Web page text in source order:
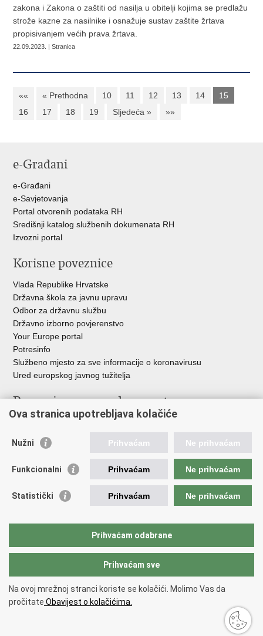
zakona i Zakona o zaštiti od nasilja u obitelji kojima se predlažu
strože kazne za nasilnike i osnažuje sustav zaštite žrtava
propisivanjem većih prava žrtava.
22.09.2023. | Stranica
«« « Prethodna 10 11 12 13 14
15
16
17 18 19 Sljedeća » »»
e-Građani
e-Građani
e-Savjetovanja
Portal otvorenih podataka RH
Središnji katalog službenih dokumenata RH
Izvozni portal
Korisne poveznice
Vlada Republike Hrvatske
Državna škola za javnu upravu
Odbor za državnu službu
Državno izborno povjerenstvo
Your Europe portal
Potresinfo
Službeno mjesto za sve informacije o koronavirusu
Ured europskog javnog tužitelja
Poveznice pravosudnog sustava
Državno odvjetništvo
Ured za suzbijanje korupcije i organiziranog kriminaliteta
Državnoodvjetničko vijeće
Hrvatska odvjetnička komora
Europski pravosudni portal
Copyright © 2026 Ministarstvo pravosuđa, uprave i digitalne
transformacije Republike Hrvatske.
pristupačnosti.
Ova stranica upotrebljava kolačiće
Nužni Prihvaćam Ne prihvaćam
Funkcionalni Prihvaćam Ne prihvaćam
Statistički Prihvaćam Ne prihvaćam
Prihvaćam odabrane
Prihvaćam sve
Na ovoj mrežnoj stranci koriste se kolačići. Molimo Vas da
pročitate Obavijest o kolačićima.